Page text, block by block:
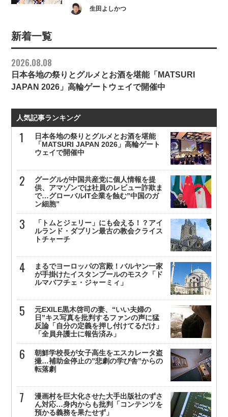
生田よしかつ
新着一覧
2026.08.08
日本各地の祭りとグルメとお酒を堪能「MATSURI
JAPAN 2026」高輪ゲートウェイで開催中
人気記事ランキング
日本各地の祭りとグルメとお酒を堪能
「MATSURI JAPAN 2026」高輪ゲート
ウェイで開催中
グーグルが中国共産党に個人情報を提
供、アマゾンでは社員のレビュー詐欺ま
で…グローバルIT企業を蝕む”中国のガ
ン細胞”
「トムとジェリー」にも会える！？アイ
ルランド・ダブリン最古の教会クライス
トチャーチ
まるでヨーロッパの宮殿！バルヤン一家
が手掛けたイスタンブールのモスク「ド
ルマバフチェ・ジャーミィ」
元EXILE黒木啓司の妻、“いい夫婦の
日”キス写真を批判するファンの声に猛
反論「自分の定義を押し付けてるだけ」
「全員弁護士に報告済み」
朝鮮学校長が女子高生をエスカレータ盗
撮…補助金停止の”悲劇の学び舎”からの
転落劇
漫画村を巨大化させた大手出版社のずさ
ん対応…身内からも批判「コンテンツを
預かる義務を果たせず」